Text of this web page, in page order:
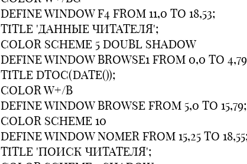
DEFINE WINDOW F4 FROM 11,0 TO 18,53;
TITLE 'ДАHHЫЕ ЧИТАТЕЛЯ';
COLOR SCHEME 5 DOUBL SHADOW
DEFINE WINDOW BROWSE1 FROM 0,0 TO
TITLE DTOC(DATE());
COLOR W+/B
DEFINE WINDOW BROWSE FROM 5,0 TO 15,79;
COLOR SCHEME 10
DEFINE WINDOW NOMER FROM 15,25 TO
TITLE 'ПОИСК ЧИТАТЕЛЯ';